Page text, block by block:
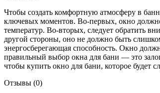
Чтобы создать комфортную атмосферу в
ключевых моментов. Во-первых, окно
температур. Во-вторых, следует обратить
другой стороны, оно не должно быть
энергосберегающая способность. Окно
правильный выбор окна для бани — это
чтобы купить окно для бани, которое будет
Отзывы (0)